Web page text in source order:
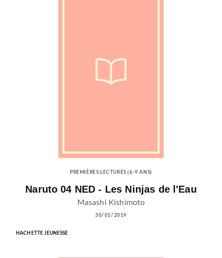
PREMIÈRES LECTURES (6-9 ANS)
Naruto 04 NED - Les Ninjas de l'Eau
Masashi Kishimoto
30/01/2019
HACHETTE JEUNESSE